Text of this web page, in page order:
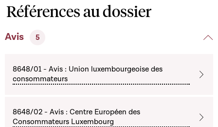
Références au dossier
Avis 5
8648/01 - Avis : Union luxembourgeoise des
consommateurs
8648/02 - Avis : Centre Européen des
Consommateurs Luxembourg